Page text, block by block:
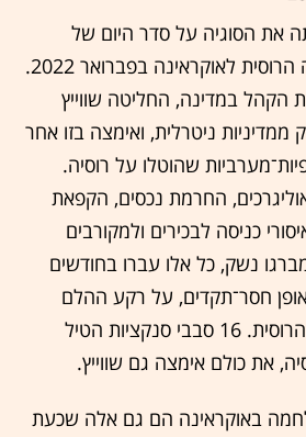
את הסוגיה על סדר היום של
המדינה היתה הפלישה הרוסית לאוקראינה בפברואר 2022.
במדינה, החליטה שווייץ
ניטרלית, ואימצה בזו אחר
שהוטלו על רוסיה.
החרמת נכסים, הקפאת
כניסה לבכירים ולמקורבים
נשק, כל אלו עברו בחודשים
חסר־תקדים, על רקע ההלם
האירופי מהאגרסיביות הרוסית. 16 סבבי סנקציות הטיל
את כולם אימצה גם שווייץ.
באוקראינה הם גם אלה שכעת